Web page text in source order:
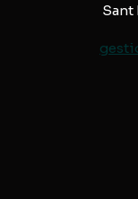
Sant